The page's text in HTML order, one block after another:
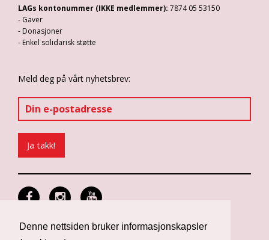
Denne nettsiden bruker informasjonskapsler
LAGs kontonummer (IKKE medlemmer): 7874 05 53150
- Gaver
- Donasjoner
- Enkel solidarisk støtte
Meld deg på vårt nyhetsbrev:
Personvern og informasjonskapsler